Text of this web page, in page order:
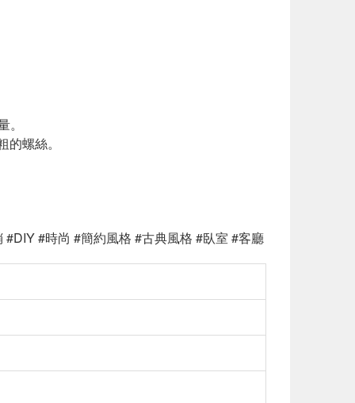
螺絲。
#時尚 #簡約風格 #古典風格 #臥室 #客廳